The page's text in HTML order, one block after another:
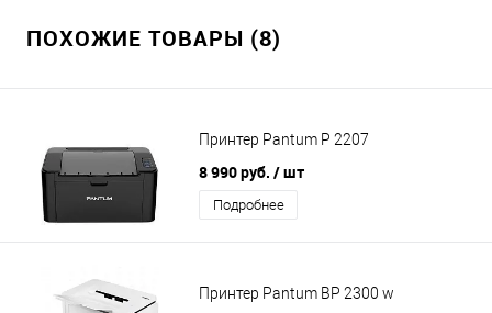
ПОХОЖИЕ ТОВАРЫ (8)
Принтер Pantum P 2207
8 990 руб. / шт
Подробнее
Принтер Pantum BP 2300 w